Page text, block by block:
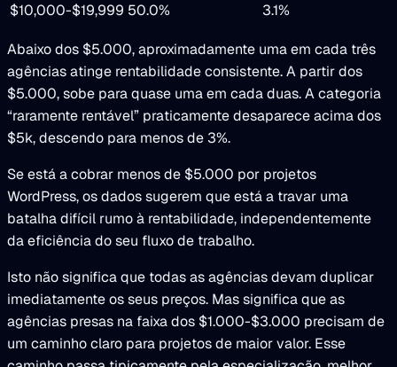
$10,000-$19,999 50.0% 3.1%
Abaixo dos $5.000, aproximadamente uma em cada três
agências atinge rentabilidade consistente. A partir dos
$5.000, sobe para quase uma em cada duas. A categoria
“raramente rentável” praticamente desaparece acima dos
$5k, descendo para menos de 3%.
Se está a cobrar menos de $5.000 por projetos
WordPress, os dados sugerem que está a travar uma
batalha difícil rumo à rentabilidade, independentemente
da eficiência do seu fluxo de trabalho.
Isto não significa que todas as agências devam duplicar
imediatamente os seus preços. Mas significa que as
agências presas na faixa dos $1.000-$3.000 precisam de
um caminho claro para projetos de maior valor. Esse